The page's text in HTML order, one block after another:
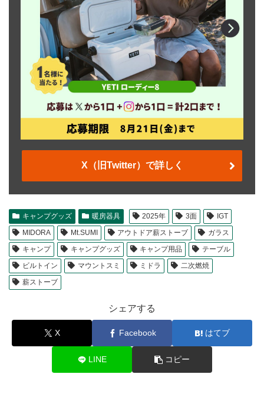
X（旧Twitter）で詳しく
キャンプグッズ 暖房器具 2025年 3面
IGT
MIDORA
Mt.SUMI アウトドア薪ストーブ
ガラス
キャンプ
キャンプグッズ キャンプ用品
テーブル
ビルトイン
マウントスミ ミドラ
二次燃焼
薪ストーブ
シェアする
X Facebook はてブ
LINE コピー